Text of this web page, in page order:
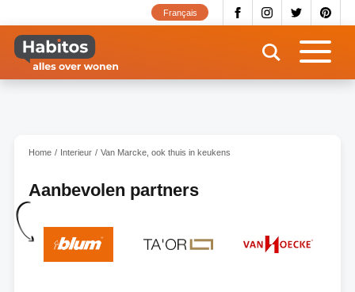
naar
inhoud
gaan
Français
Home Interieur Van Marcke, ook thuis in keukens
Aanbevolen partners